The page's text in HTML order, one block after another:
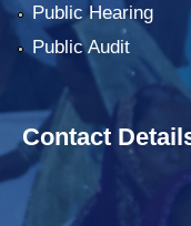
Public Hearing
Public Audit
Contact